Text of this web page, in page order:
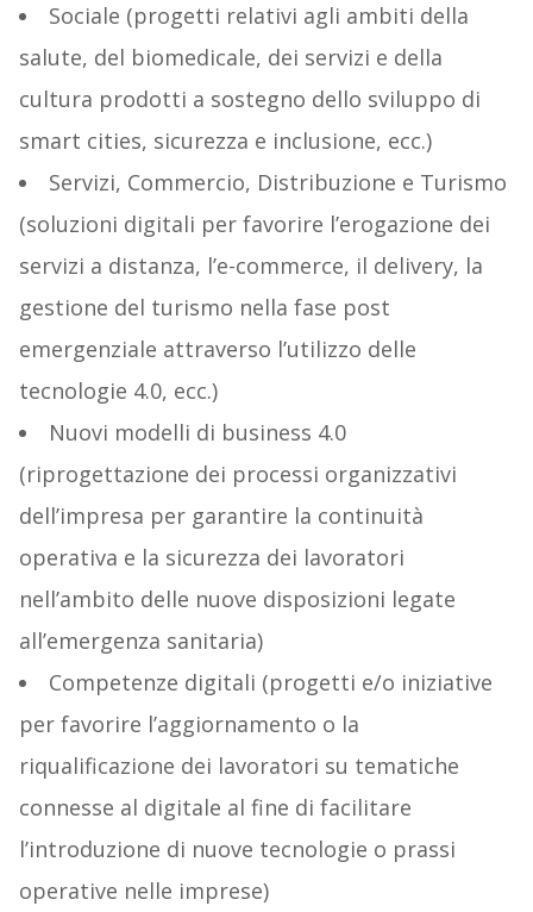
Sociale (progetti relativi agli ambiti della
salute, del biomedicale, dei servizi e della
cultura prodotti a sostegno dello sviluppo di
smart cities, sicurezza e inclusione, ecc.)
Servizi, Commercio, Distribuzione e Turismo
(soluzioni digitali per favorire l’erogazione dei
servizi a distanza, l’e-commerce, il delivery, la
gestione del turismo nella fase post
emergenziale attraverso l’utilizzo delle
tecnologie 4.0, ecc.)
Nuovi modelli di business 4.0
(riprogettazione dei processi organizzativi
dell’impresa per garantire la continuità
operativa e la sicurezza dei lavoratori
nell’ambito delle nuove disposizioni legate
all’emergenza sanitaria)
Competenze digitali (progetti e/o iniziative
per favorire l’aggiornamento o la
riqualificazione dei lavoratori su tematiche
connesse al digitale al fine di facilitare
l’introduzione di nuove tecnologie o prassi
operative nelle imprese)